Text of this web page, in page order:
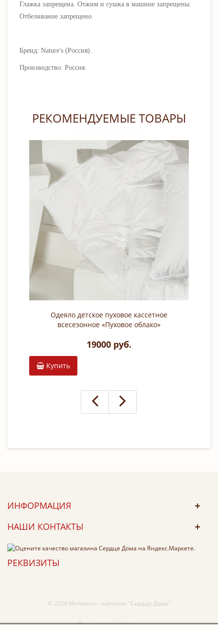
Глажка запрещена. Отжим и сушка в машине запрещены.
Отбеливание запрещено.
Бренд: Nature's (Россия).
Производство: Россия.
РЕКОМЕНДУЕМЫЕ ТОВАРЫ
Одеяло детское пуховое кассетное
всесезонное «Пуховое облако»
гусиный пух; чехол: сатин, 100%
19000 руб.
Купить
ИНФОРМАЦИЯ
НАШИ КОНТАКТЫ
РЕКВИЗИТЫ
© 2026 Интернет - магазин "Сердце Дома"
Принимаем к оплате: